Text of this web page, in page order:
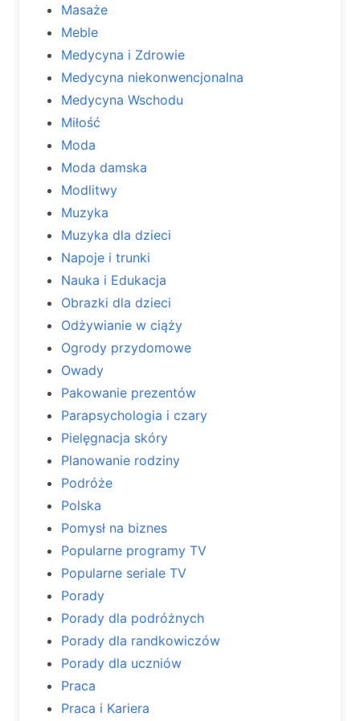
Masaże
Meble
Medycyna i Zdrowie
Medycyna niekonwencjonalna
Medycyna Wschodu
Miłość
Moda
Moda damska
Modlitwy
Muzyka
Muzyka dla dzieci
Napoje i trunki
Nauka i Edukacja
Obrazki dla dzieci
Odżywianie w ciąży
Ogrody przydomowe
Owady
Pakowanie prezentów
Parapsychologia i czary
Pielęgnacja skóry
Planowanie rodziny
Podróże
Polska
Pomysł na biznes
Popularne programy TV
Popularne seriale TV
Porady
Porady dla podróżnych
Porady dla randkowiczów
Porady dla uczniów
Praca
Praca i Kariera